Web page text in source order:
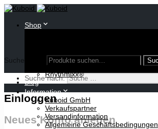
Shop
Publikationen
Lampen
Rhythmixx®
Blog
Information
Kuboid GmbH
Verkaufspartner
Versandinformation
Allgemeine Geschäftsbedingungen
Suche nach:
Suche nach:
Einloggen
Neues Konto anlegen